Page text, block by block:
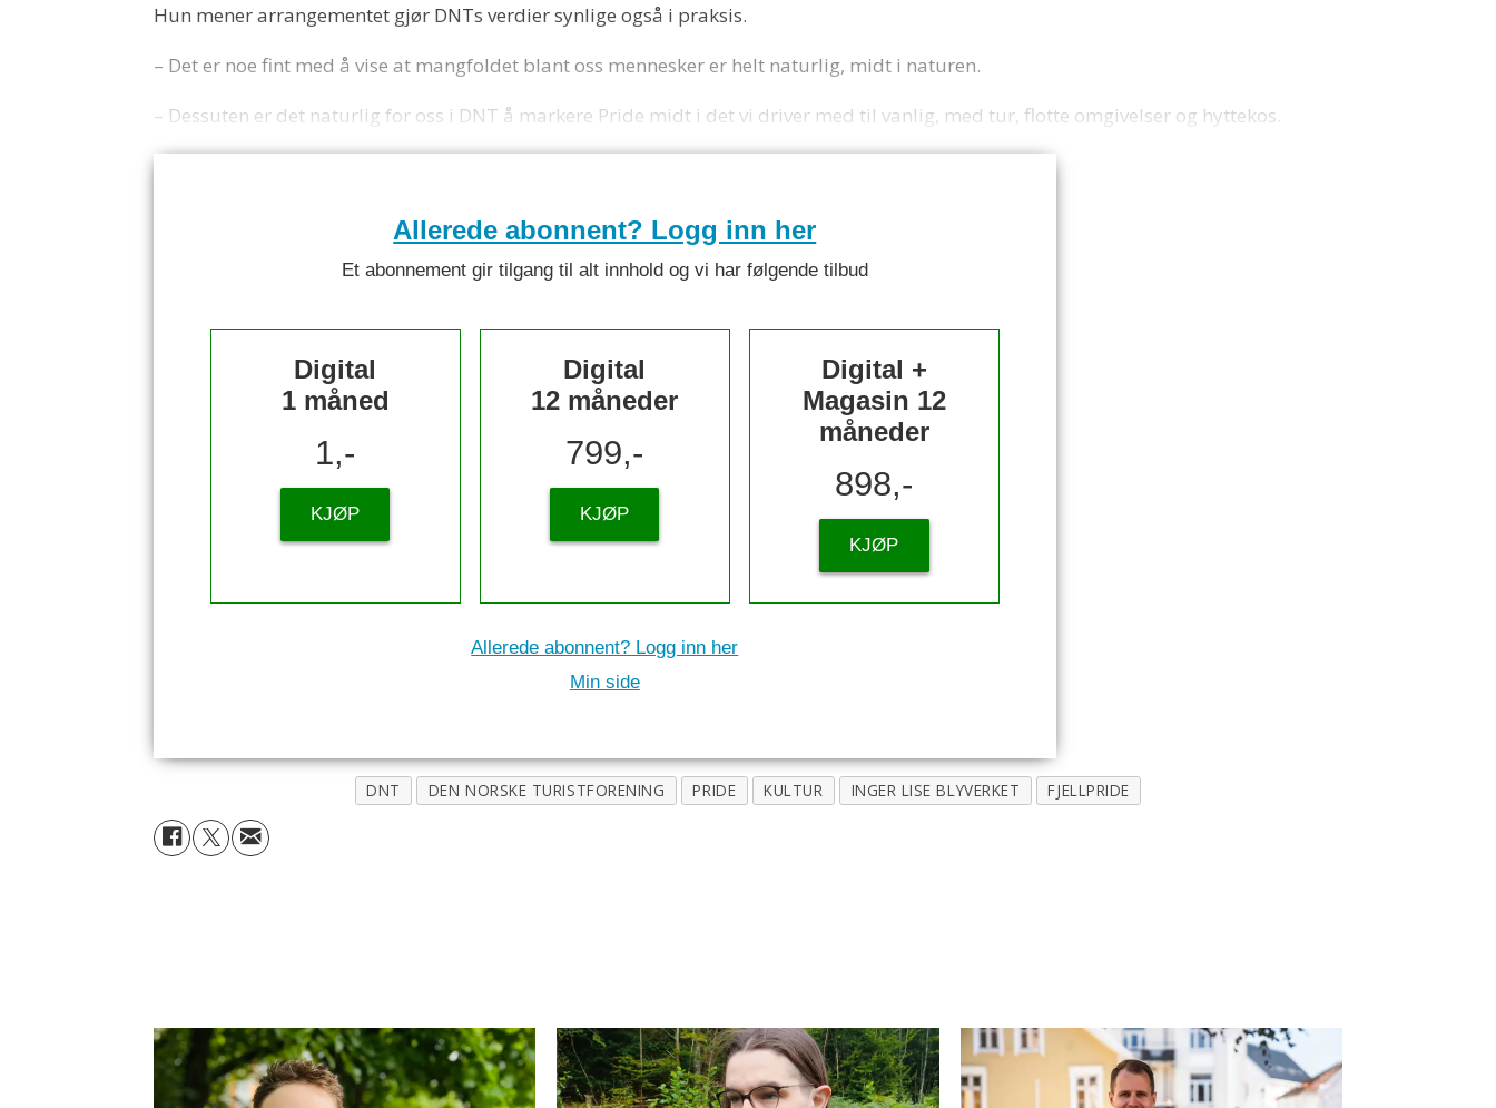
Hun mener arrangementet gjør DNTs verdier synlige også i praksis.
– Det er noe fint med å vise at mangfoldet blant oss mennesker er helt naturlig, midt i naturen.
– Dessuten er det naturlig for oss i DNT å markere Pride midt i det vi driver med til vanlig, med tur, flotte omgivelser og hyttekos.
Allerede abonnent? Logg inn her
Et abonnement gir tilgang til alt innhold og vi har følgende tilbud
Digital
1 måned
1,-
KJØP
Digital
12 måneder
799,-
KJØP
Digital +
Magasin 12
måneder
898,-
KJØP
Allerede abonnent? Logg inn her
Min side
DNT DEN NORSKE TURISTFORENING PRIDE KULTUR INGER LISE BLYVERKET FJELLPRIDE